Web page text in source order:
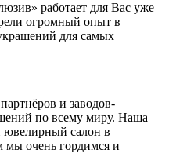
работает для Вас уже
огромный опыт в
для самых
и заводов-
по всему миру. Наша
салон в
мы очень гордимся и